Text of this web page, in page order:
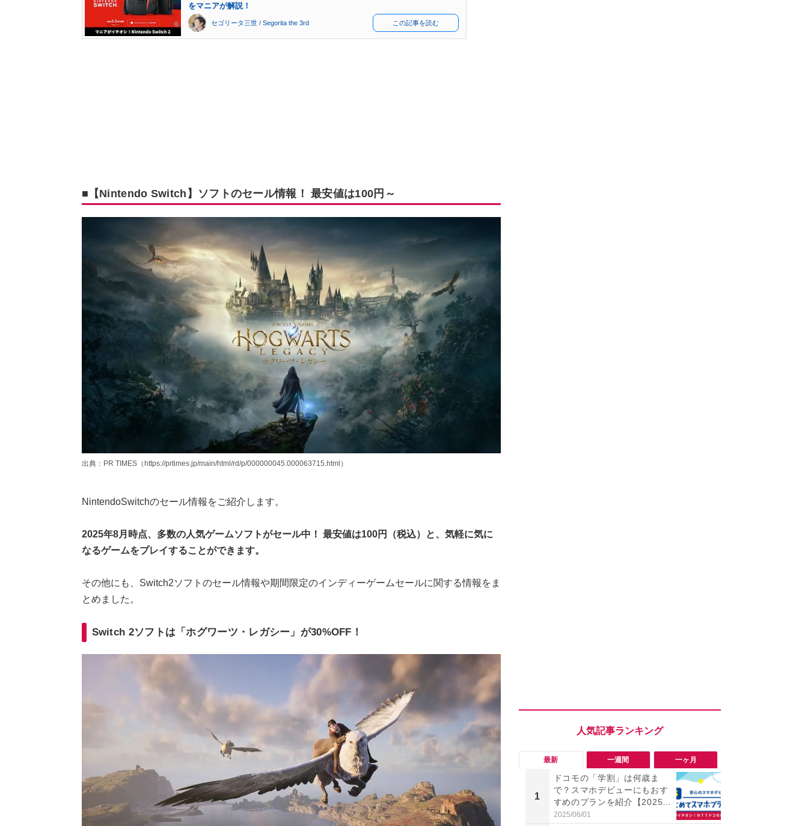
をマニアが解説！
セゴリータ三世 / Segorita the 3rd この記事を読む
■【Nintendo Switch】ソフトのセール情報！ 最安値は100円～
出典：PR TIMES（https://prtimes.jp/main/html/rd/p/000000045.000063715.html）
NintendoSwitchのセール情報をご紹介します。
2025年8月時点、多数の人気ゲームソフトがセール中！ 最安値は100円（税込）と、気軽に気に
なるゲームをプレイすることができます。
その他にも、Switch2ソフトのセール情報や期間限定のインディーゲームセールに関する情報をま
とめました。
Switch 2ソフトは「ホグワーツ・レガシー」が30%OFF！
最新 一週間 一ヶ月
1
ドコモの「学割」は何歳ま
で？スマホデビューにもおす
すめのプランを紹介【2025年
最新】
2025/06/01